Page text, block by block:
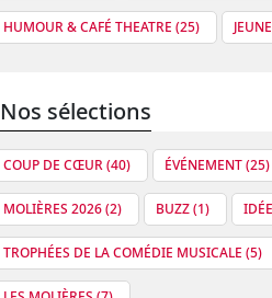
HUMOUR & CAFÉ THEATRE (25)
Nos sélections
COUP DE CŒUR (40) ÉVÉNEMENT (25)
MOLIÈRES 2026 (2) BUZZ (1)
TROPHÉES DE LA COMÉDIE MUSICALE (5)